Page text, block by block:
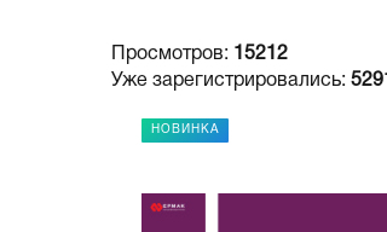
Просмотров:
15212
Уже зарегистрировались: 5291
НОВИНКА